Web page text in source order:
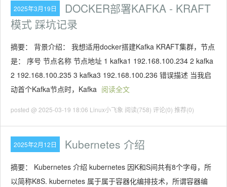
2025年3月19日
DOCKER部署KAFKA - KRAFT
模式 踩坑记录
摘要： 背景介绍： 我想适用docker搭建Kafka KRAFT集群，节点
是： 序号 节点名称 节点地址 1 kafka1 192.168.100.234 2 kafka
2 192.168.100.235 3 kafka3 192.168.100.236 错误描述 当我启
动首个Kafka节点时，Kafka 阅读全文
posted @ 2025-03-19 18:06 Linux小飞象 阅读(758) 评论(0) 推荐(0)
2025年2月12日 Kubernetes 介绍
摘要： Kubernetes 介绍 kubernetes 因K和S间共有8个字母，所
以简称K8S. kubernetes 属于属于容器化编排技术，所谓容器编